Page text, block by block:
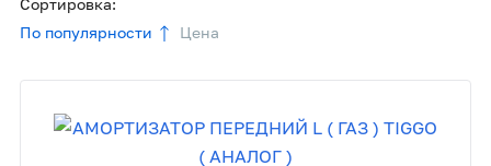
Сортировка:
По популярности
Цена